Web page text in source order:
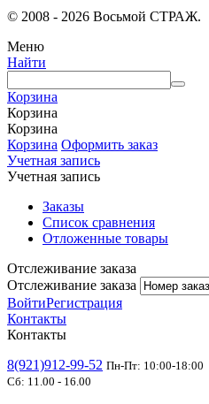
© 2008 - 2026 Восьмой СТРАЖ.
Меню
Найти
Корзина
Корзина
Корзина
Корзина Оформить заказ
Учетная запись
Учетная запись
Заказы
Список сравнения
Отложенные товары
Отслеживание заказа
Отслеживание заказа
ВойтиРегистрация
Контакты
Контакты
8(921)912-99-52 Пн-Пт: 10:00-18:00
Сб: 11.00 - 16.00